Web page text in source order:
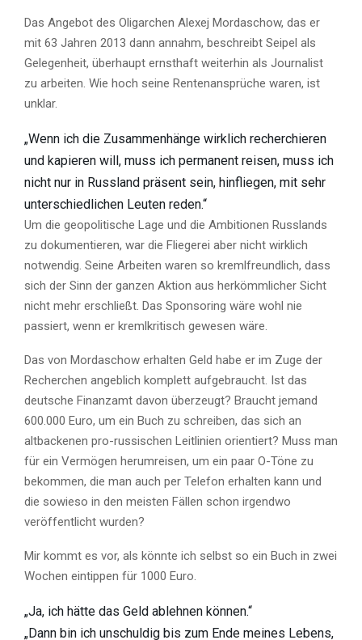
Das Angebot des Oligarchen Alexej Mordaschow, das er
mit 63 Jahren 2013 dann annahm, beschreibt Seipel als
Gelegenheit, überhaupt ernsthaft weiterhin als Journalist
zu arbeiten. Wie hoch seine Rentenansprüche waren, ist
unklar.
„Wenn ich die Zusammenhänge wirklich recherchieren
und kapieren will, muss ich permanent reisen, muss ich
nicht nur in Russland präsent sein, hinfliegen, mit sehr
unterschiedlichen Leuten reden.“
Um die geopolitische Lage und die Ambitionen Russlands
zu dokumentieren, war die Fliegerei aber nicht wirklich
notwendig. Seine Arbeiten waren so kremlfreundlich, dass
sich der Sinn der ganzen Aktion aus herkömmlicher Sicht
nicht mehr erschließt. Das Sponsoring wäre wohl nie
passiert, wenn er kremlkritisch gewesen wäre.
Das von Mordaschow erhalten Geld habe er im Zuge der
Recherchen angeblich komplett aufgebraucht. Ist das
deutsche Finanzamt davon überzeugt? Braucht jemand
600.000 Euro, um ein Buch zu schreiben, das sich an
altbackenen pro-russischen Leitlinien orientiert? Muss man
für ein Vermögen herumreisen, um ein paar O-Töne zu
bekommen, die man auch per Telefon erhalten kann und
die sowieso in den meisten Fällen schon irgendwo
veröffentlicht wurden?
Mir kommt es vor, als könnte ich selbst so ein Buch in zwei
Wochen eintippen für 1000 Euro.
„Ja, ich hätte das Geld ablehnen können.“
„Dann bin ich unschuldig bis zum Ende meines Lebens,